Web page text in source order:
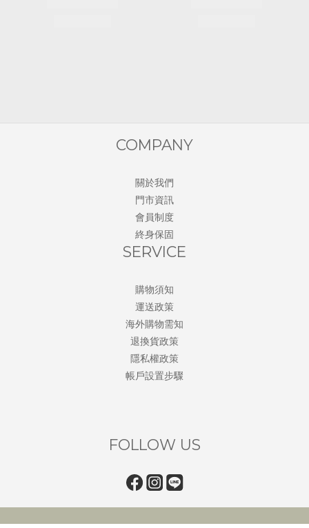
COMPANY
關於我們
門市資訊
會員制度
終身保固
SERVICE
購物須知
運送政策
海外購物需知
退換貨政策
隱私權政策
帳戶設置步驟
FOLLOW US